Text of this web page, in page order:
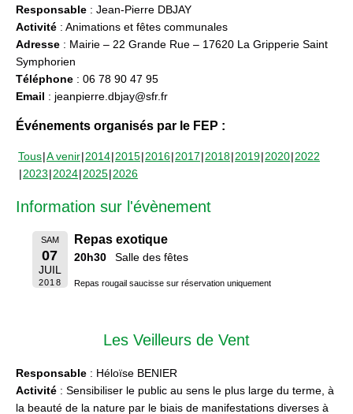
Responsable : Jean-Pierre DBJAY
Activité : Animations et fêtes communales
Adresse : Mairie – 22 Grande Rue – 17620 La Gripperie Saint
Symphorien
Téléphone : 06 78 90 47 95
Email : jeanpierre.dbjay@sfr.fr
Événements organisés par le FEP :
Tous A venir 2014 2015 2016 2017 2018 2019 2020 2022
2023 2024 2025 2026
Information sur l'évènement
SAM
07
JUIL
2018
Repas exotique
20h30 Salle des fêtes
Repas rougail saucisse sur réservation uniquement
Les Veilleurs de Vent
Responsable : Héloïse BENIER
Activité : Sensibiliser le public au sens le plus large du terme, à
la beauté de la nature par le biais de manifestations diverses à